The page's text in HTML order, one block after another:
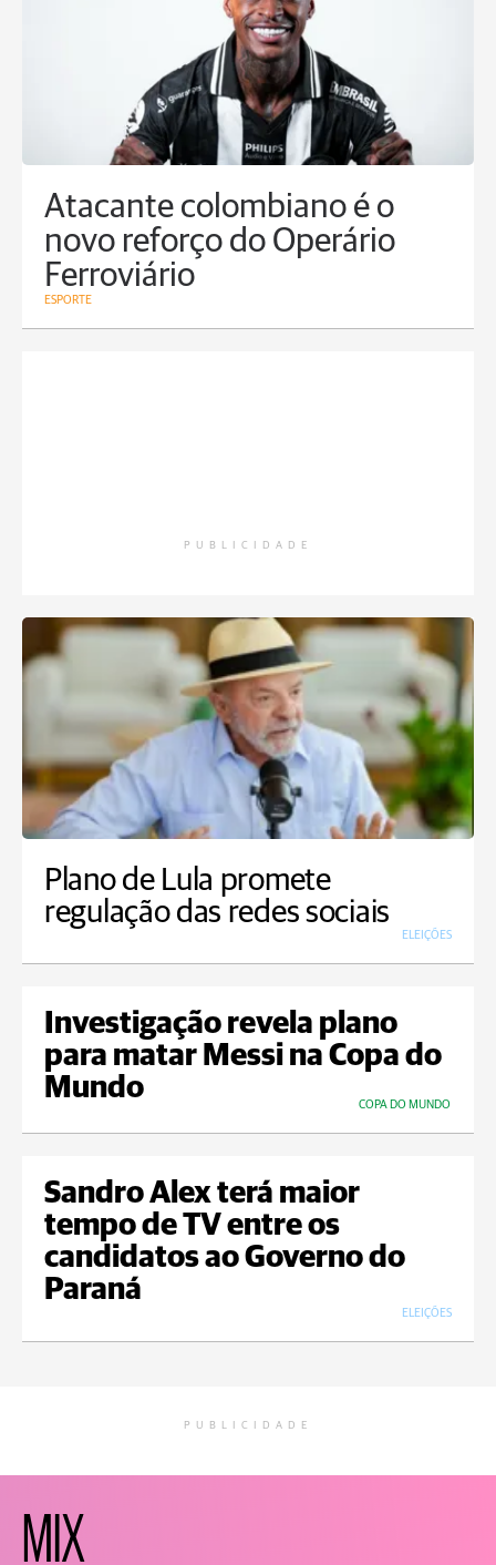
Atacante colombiano é o
novo reforço do Operário
Ferroviário
ESPORTE
PUBLICIDADE
Plano de Lula promete
regulação das redes sociais
ELEIÇÕES
Investigação revela plano
para matar Messi na Copa do
Mundo
COPA DO MUNDO
Sandro Alex terá maior
tempo de TV entre os
candidatos ao Governo do
Paraná
ELEIÇÕES
PUBLICIDADE
MIX